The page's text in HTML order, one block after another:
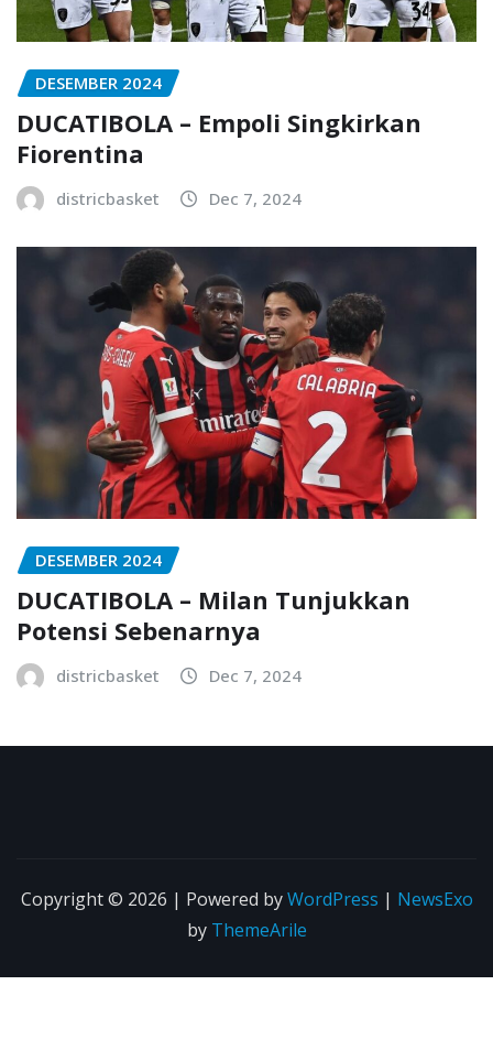
DESEMBER 2024
DUCATIBOLA – Empoli Singkirkan
Fiorentina
districbasket Dec 7, 2024
DESEMBER 2024
DUCATIBOLA – Milan Tunjukkan
Potensi Sebenarnya
districbasket Dec 7, 2024
Copyright © 2026 | Powered byWordPress | NewsExo
by ThemeArile